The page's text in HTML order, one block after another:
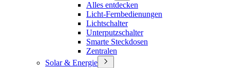
Alles entdecken
Licht-Fernbedienungen
Lichtschalter
Unterputzschalter
Smarte Steckdosen
Zentralen
Solar & Energie